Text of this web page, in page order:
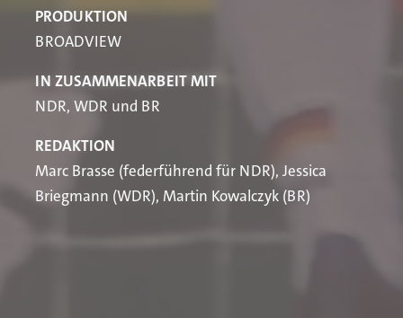
PRODUKTION
BROADVIEW
IN ZUSAMMENARBEIT MIT
NDR, WDR und BR
REDAKTION
Marc Brasse (federführend für NDR), Jessica
Briegmann (WDR), Martin Kowalczyk (BR)